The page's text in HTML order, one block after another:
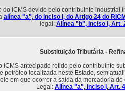
do ICMS devido pelo contribuinte industrial
alínea "a", do inciso I, do Artigo 24 do
legal: Alínea "b", Inciso I, Art.
Substituição Tributária -
ICMS antecipado retido pelo contribuinte
petróleo localizada neste Estado, sem
em que ocorrer a saída da mercadoria
Legal: Alínea "a", Inciso I, Art.